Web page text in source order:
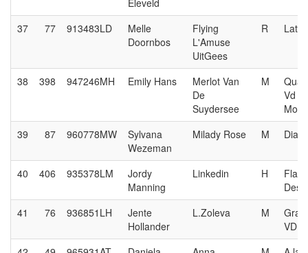
Eleveld
37 77 913483LD
Melle
Doornbos
Flying
L'Amuse
UitGees
R
38 398 947246MH Emily Hans
Merlot Van
De
Suydersee
M
Vd
39
87 960778MW
Sylvana
Wezeman
Milady Rose M
40 406 935378LM
Jordy
Manning
Linkedin H
41
76 936851LH
Jente
Hollander
L.Zoleva M
VDL